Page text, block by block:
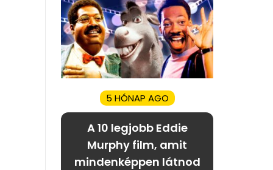
5 HÓNAP AGO
A 10 legjobb Eddie
Murphy film, amit
mindenképpen látnod